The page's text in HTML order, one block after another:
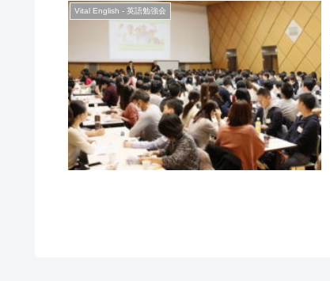
Vital English - 英語勉強会